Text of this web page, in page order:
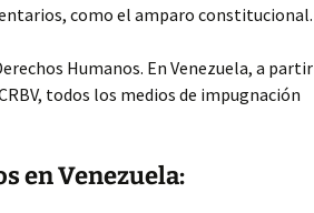
como el amparo constitucional.
Humanos. En Venezuela, a partir
todos los medios de impugnación
en Venezuela: